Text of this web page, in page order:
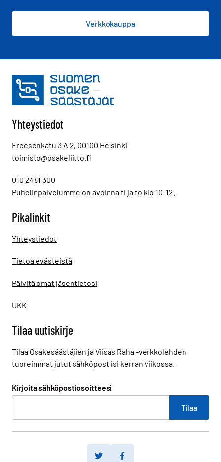
Verkkokauppa
Yhteystiedot
Freesenkatu 3 A 2, 00100 Helsinki
toimisto@osakeliitto.fi
010 2481 300
Puhelinpalvelumme on avoinna ti ja to klo 10-12.
Pikalinkit
Yhteystiedot
Tietoa evästeistä
Päivitä omat jäsentietosi
UKK
Tilaa uutiskirje
Tilaa Osakesäästäjien ja Viisas Raha -verkkolehden
tuoreimmat jutut sähköpostiisi kerran viikossa.
Kirjoita sähköpostiosoitteesi